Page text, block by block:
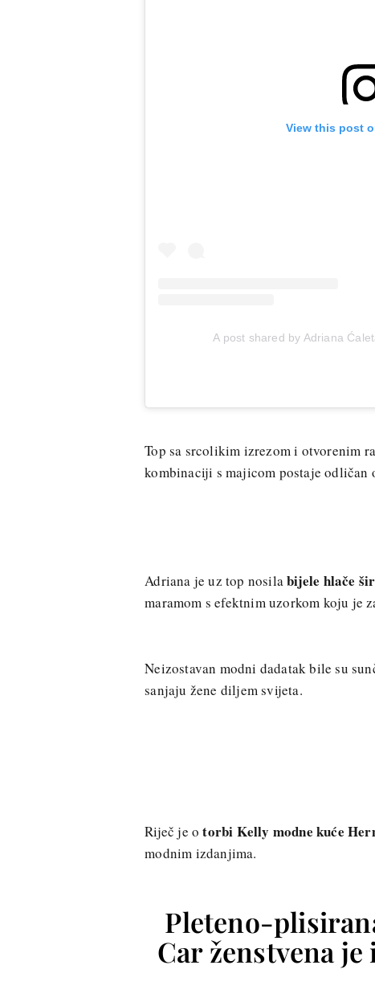
View this post
A post shared by Adriana
Top sa srcolikim izrezom i otvorenim
kombinaciji s majicom postaje odličan
Adriana je uz top nosilabijele hlače
maramom s efektnim uzorkom koju je
Neizostavan modni dadatak bile su
sanjaju žene diljem svijeta.
Riječ je o torbi Kelly modne kuće
modnim izdanjima.
Pleteno-
Car ženstvena